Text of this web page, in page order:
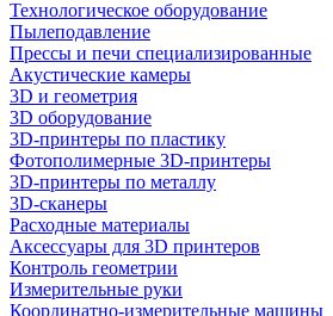
Технологическое оборудование
Пылеподавление
Прессы и печи специализированные
Акустические камеры
3D и геометрия
3D оборудование
3D-принтеры по пластику
Фотополимерные 3D-принтеры
3D-принтеры по металлу
3D-сканеры
Расходные материалы
Аксессуары для 3D принтеров
Контроль геометрии
Измерительные руки
Координатно-измерительные машины